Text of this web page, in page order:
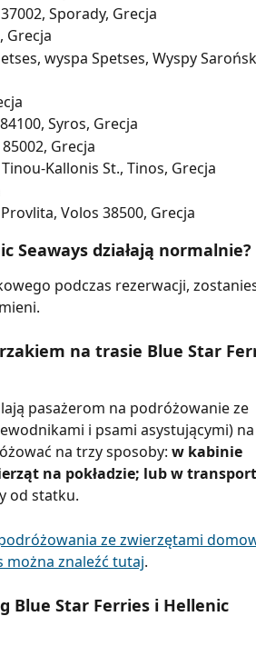
Sporady, Grecja
Grecja
wyspa Spetses, Wyspy
Syros, Grecja
Grecja
Kallonis St., Tinos, Grecja
Volos 38500, Grecja
Seaways działają normalnie?
podczas rezerwacji,
na trasie Blue Star
pasażerom na podróżowanie ze
i psami asystującymi) na
na trzy sposoby: w kabinie
na pokładzie; lub w
od statku.
ze zwierzętami
można znaleźć tutaj.
Blue Star Ferries i Hellenic